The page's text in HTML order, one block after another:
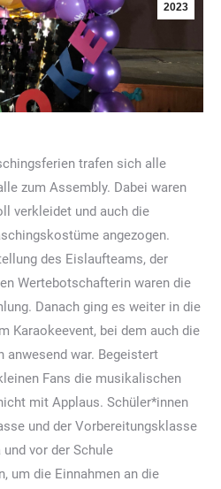
2023
trafen sich alle
zum Assembly. Dabei waren
verkleidet und auch die
angezogen.
des Eislaufteams, der
Wertebotschafterin waren die
Danach ging es weiter in die
Karaokeevent, bei dem auch die
anwesend war. Begeistert
Fans die musikalischen
mit Applaus. Schüler*innen
und der Vorbereitungsklasse
vor der Schule
um die Einnahmen an die